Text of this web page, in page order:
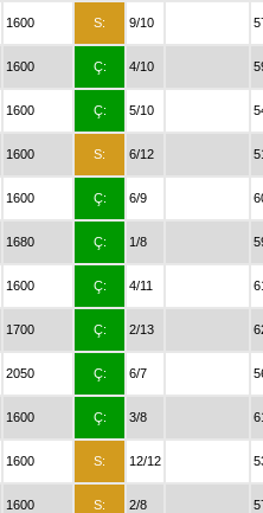
1600 S: 9/10
1600 Ç: 4/10
1600 Ç: 5/10
1600 S: 6/12
1600 Ç: 6/9
1680 Ç: 1/8
1600 Ç: 4/11
1700 Ç: 2/13
2050 Ç: 6/7
1600 Ç: 3/8
1600 S: 12/12
1600 S: 2/8